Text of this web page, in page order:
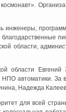
инженеры,
области,
области
автоматики.
Надежда
для всей